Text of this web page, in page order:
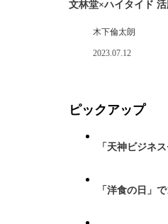
文林堂×ハイタイド
木下倫太朗
2023.07.12
ピックアップ
「天神ビジネ
「洋食の日」